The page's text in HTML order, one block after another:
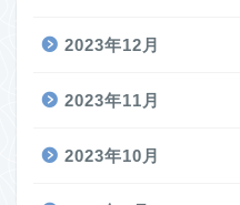
2023年12月
2023年11月
2023年10月